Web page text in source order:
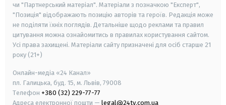
чи "Партнерський матеріал". Матеріали з позначкою "Експерт",
"Позиція" відображають позицію авторів та героїв. Редакція може
не поділяти їхніх поглядів. Детальніше щодо реклами та правил
цитування можна ознайомитись в правилах користування сайтом.
Усі права захищені. Матеріали сайту призначені для осіб старше 21
року (21+)
Онлайн-медіа «24 Канал»
пл. Галицька, буд. 15, м. Львів, 79008
Телефон +380 (32) 229-77-77
Адреса електронної пошти — legal@24tv.com.ua